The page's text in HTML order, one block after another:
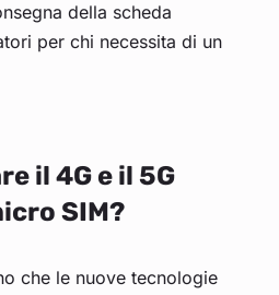
della scheda
per chi necessita di un
il 4G e il 5G
SIM?
che le nuove tecnologie